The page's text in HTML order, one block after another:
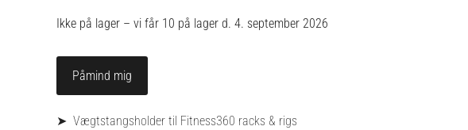
Ikke på lager – vi får 10 på lager d. 4. september 2026
➤ Vægtstangsholder til Fitness360 racks & rigs